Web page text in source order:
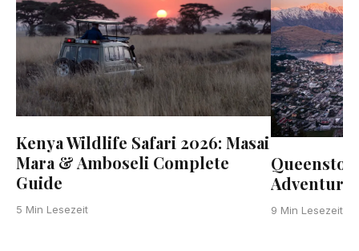
Kenya Wildlife Safari 2026: Masai
Mara & Amboseli Complete
Guide
5 Min Lesezeit
Adventure
9 Min Lesezeit